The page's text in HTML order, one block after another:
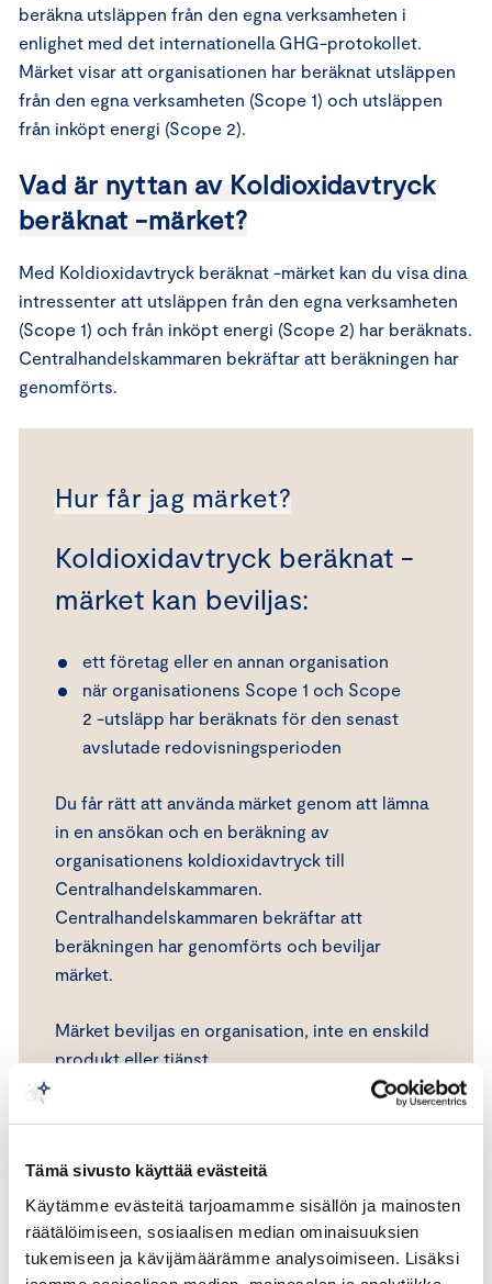
Tämä sivusto käyttää evästeitä
Käytämme evästeitä tarjoamamme sisällön ja mainosten
räätälöimiseen, sosiaalisen median ominaisuuksien
tukemiseen ja kävijämäärämme analysoimiseen. Lisäksi
beräkna utsläppen från den egna verksamheten i
enlighet med det internationella GHG-protokollet.
Märket visar att organisationen har beräknat utsläppen
från den egna verksamheten (Scope 1) och utsläppen
från inköpt energi (Scope 2).
Vad är nyttan av Koldioxidavtryck
beräknat -märket?
Med Koldioxidavtryck beräknat -märket kan du visa dina
intressenter att utsläppen från den egna verksamheten
(Scope 1) och från inköpt energi (Scope 2) har beräknats.
Centralhandelskammaren bekräftar att beräkningen har
genomförts.
Hur får jag märket?
Koldioxidavtryck beräknat -
märket kan beviljas:
ett företag eller en annan organisation
när organisationens Scope 1 och Scope
2 -utsläpp har beräknats för den senast
avslutade redovisningsperioden
Du får rätt att använda märket genom att lämna
in en ansökan och en beräkning av
organisationens koldioxidavtryck till
Centralhandelskammaren.
Centralhandelskammaren bekräftar att
beräkningen har genomförts och beviljar
märket.
Märket beviljas en organisation, inte en enskild
produkt eller tjänst.
intressenter organisationens aktuella
koldioxidavtryck avseende Scope 1 och Scope
2 -utsläpp.